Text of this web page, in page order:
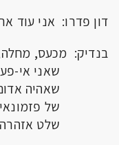
דון פדרו: אני עוד
בנדיק: מכעס,
שאני אי-
שאהיה
של
שלט